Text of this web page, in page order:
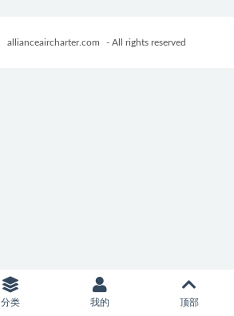
allianceaircharter.com - All rights reserved
分类 我的 顶部